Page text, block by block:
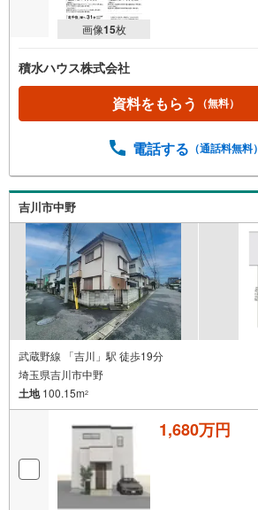
画像15枚
積水ハウス株式会社
資料をもらう （無料）
電話する （通話料無料）
吉川市中野
武蔵野線 「吉川」駅 徒歩19分
埼玉県吉川市中野
土地100.15m2
1,680万円